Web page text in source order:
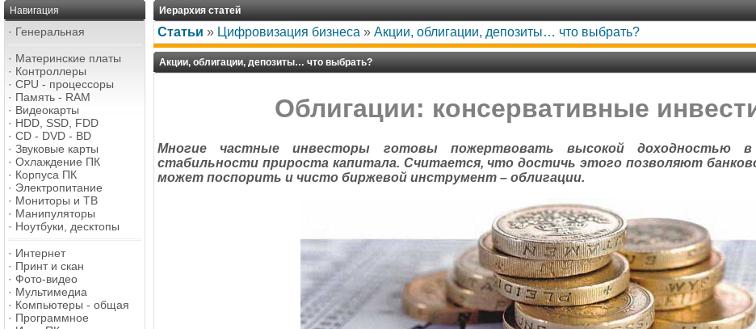
Навигация
· Генеральная
· Материнские платы
· Контроллеры
· CPU - процессоры
· Память - RAM
· Видеокарты
· HDD, SSD, FDD
· CD - DVD - BD
· Звуковые карты
· Охлаждение ПК
· Корпуса ПК
· Электропитание
· Мониторы и ТВ
· Манипуляторы
· Ноутбуки, десктопы
· Интернет
· Принт и скан
· Фото-видео
· Мультимедиа
· Компьютеры - общая
· Программное
Иерархия статей
Статьи » Цифровизация бизнеса » Акции, облигации, депозиты… что выбрать?
Акции, облигации, депозиты… что выбрать?
Облигации: консервативные
Многие частные инвесторы готовы пожертвовать высокой доходностью
стабильности прироста капитала. Считается, что достичь этого позволяют
может поспорить и чисто биржевой инструмент – облигации.